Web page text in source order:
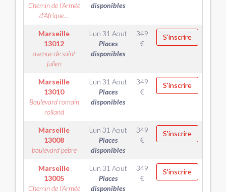
Chemin de l'Armée
d'Afrique...
disponibles
Marseille
13012
avenue de saint
julien
Lun 31 Aout
Places
disponibles
349
€
S'inscrire
Marseille
13010
Boulevard romain
rolland
Lun 31 Aout
Places
disponibles
349
€
S'inscrire
Marseille
13008
boulevard pebre
Lun 31 Aout
Places
disponibles
349
€
S'inscrire
Marseille
13005
Chemin de l'Armée
Lun 31 Aout
Places
disponibles
349
€
S'inscrire